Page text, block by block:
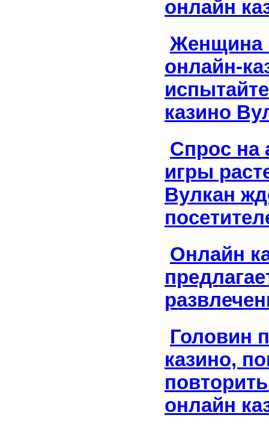
онлайн
Женщина
онлайн-
казино
Спрос на
игры
Вулкан
Онлайн
Головин
казино,
онлайн